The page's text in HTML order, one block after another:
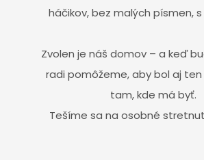
háčikov, bez malých písmen,
Zvolen je náš domov – a keď
radi pomôžeme, aby bol aj
tam, kde má byť.
Tešíme sa na osobné